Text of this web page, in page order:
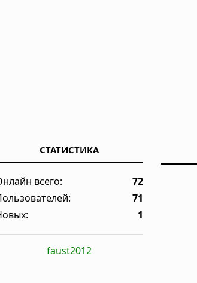
СТАТИСТИКА
всего:
72
71
1
faust2012